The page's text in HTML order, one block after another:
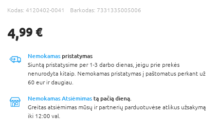
Kodas: 4120402-0041 Barkodas: 7331335005006
4,99 €
Nemokamas pristatymas
Siuntą pristatysime per 1-3 darbo dienas, jeigu prie prekės
nenurodyta kitaip. Nemokamas pristatymas į paštomatus perkant už
60 eur ir daugiau.
Nemokamas Atsiėmimas tą pačią dieną.
Greitas atsiėmimas mūsų ir partnerių parduotuvėse atlikus užsakymą
iki 12:00 val.